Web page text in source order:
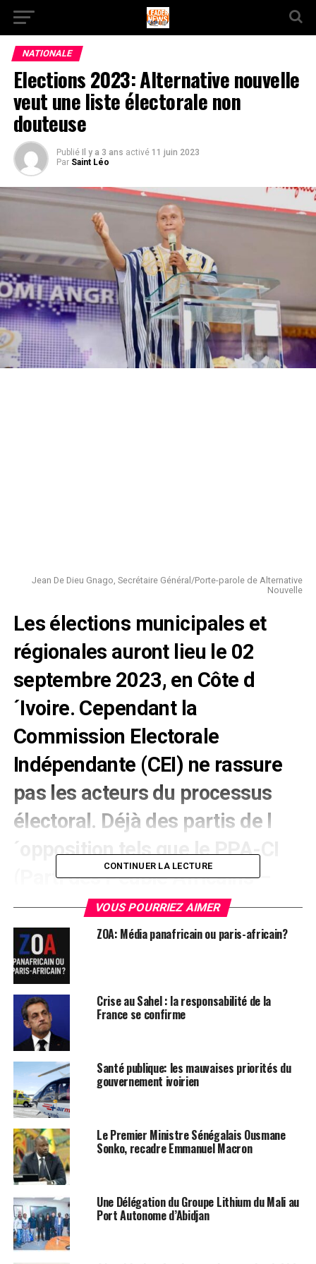
NATIONALE
Elections 2023: Alternative nouvelle
veut une liste électorale non
douteuse
Publié Il y a 3 ans activé 11 juin 2023
Par Saint Léo
Jean De Dieu Gnago, Secrétaire Général/Porte-parole de Alternative
Nouvelle
Les élections municipales et
régionales auront lieu le 02
septembre 2023, en Côte d
´Ivoire. Cependant la
Commission Electorale
Indépendante (CEI) ne rassure
pas les acteurs du processus
électoral. Déjà des partis de l
´opposition tels que le PPA-CI
(Parti des Peuple Africains –
Cõte d´Ivoire) et le Parti
Démocratique de Côte d´Ivoire
(PDCI) ont dénoncé des cas d
´incongruités sur la liste
électorale provisoire fournie par
la CEI. Dans le même temps l
´ancien président de la
république Laurent Gbagbo
radié de la liste reclame sa
réintégration. le mouvement
politique Allternative Nouvelle
inquiet des tensions naissantes,
interpelle les différentes parties
CONTINUER LA LECTURE
VOUS POURRIEZ AIMER
ZOA: Média panafricain ou paris-africain?
Crise au Sahel : la responsabilité de la
France se confirme
Santé publique: les mauvaises priorités du
gouvernement ivoirien
Le Premier Ministre Sénégalais Ousmane
Sonko, recadre Emmanuel Macron
Une Délégation du Groupe Lithium du Mali au
Port Autonome d’Abidjan